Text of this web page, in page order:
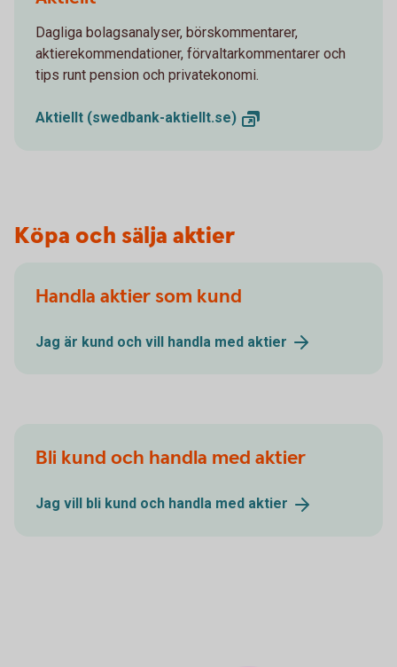
Dagliga bolagsanalyser, börskommentarer,
aktierekommendationer, förvaltarkommentarer och
tips runt pension och privatekonomi.
Aktiellt (swedbank-aktiellt.se)
Köpa och sälja aktier
Handla aktier som kund
Jag är kund och vill handla med aktier
Bli kund och handla med aktier
Jag vill bli kund och handla med aktier